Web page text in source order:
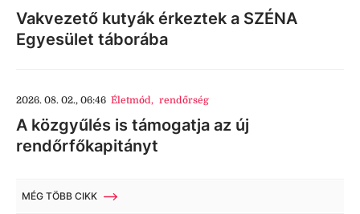
Vakvezető kutyák érkeztek a SZÉNA
Egyesület táborába
2026. 08. 02., 06:46 Életmód, rendőrség
A közgyűlés is támogatja az új
rendőrfőkapitányt
MÉG TÖBB CIKK